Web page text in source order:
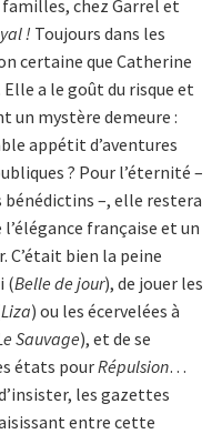
chez Garrel et
! Toujours dans les
certaine que Catherine
Elle a le goût du risque et
un mystère demeure :
appétit d’aventures
? Pour l’éternité –
–, elle restera
française et un
C’était bien la peine
(Belle de jour), de jouer les
Liza) ou les écervelées à
Sauvage), et de se
états pourRépulsion…
les gazettes
entre cette